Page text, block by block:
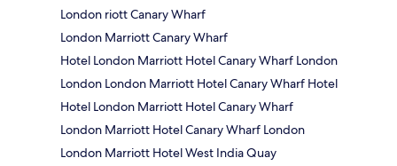
London riott Canary Wharf
London Marriott Canary Wharf
Hotel London Marriott Hotel Canary Wharf London
London London Marriott Hotel Canary Wharf Hotel
Hotel London Marriott Hotel Canary Wharf
London Marriott Hotel Canary Wharf London
London Marriott Hotel West India Quay